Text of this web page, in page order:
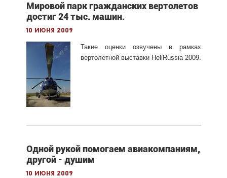
Мировой парк гражданских вертолетов
достиг 24 тыс. машин.
10 июня 2009
Такие оценки озвучены в рамках
вертолетной выставки HeliRussia 2009.
Одной рукой помогаем авиакомпаниям,
другой - душим
10 июня 2009